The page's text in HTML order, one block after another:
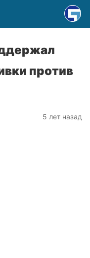
против
5 лет назад